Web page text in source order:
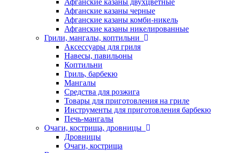
Афганские казаны двухцветные
Афганские казаны черные
Афганские казаны комби-никель
Афганские казаны никелированные
Грили, мангалы, коптильни
Аксессуары для гриля
Навесы, павильоны
Коптильни
Гриль, барбекю
Мангалы
Средства для розжига
Товары для приготовления на гриле
Инструменты для приготовления барбекю
Печь-мангалы
Очаги, кострища, дровницы
Дровницы
Очаги, кострища